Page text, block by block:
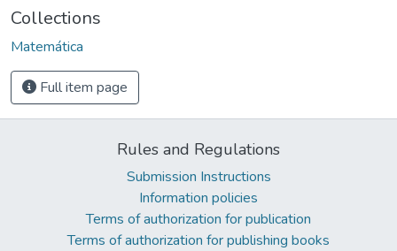
Collections
Matemática
Full item page
Rules and Regulations
Submission Instructions
Information policies
Terms of authorization for publication
Terms of authorization for publishing books